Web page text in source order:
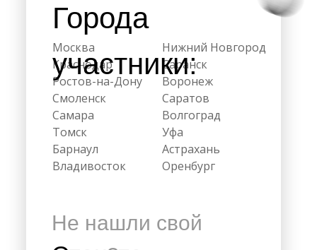
Города
участники:
Не нашли свой
Москва
Краснодар
Ростов-на-Дону
Смоленск
Самара
Томск
Барнаул
Владивосток
Нижний Новгород
Саранск
Воронеж
Саратов
Волгоград
Уфа
Астрахань
Оренбург